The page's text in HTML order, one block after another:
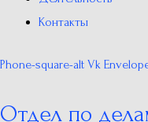
Контакты
Phone-square-alt Vk
Отдел по